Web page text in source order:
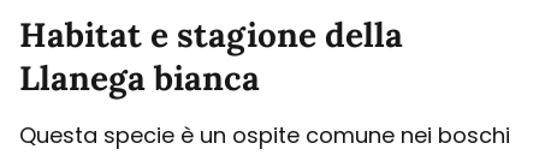
Habitat e stagione della
Llanega bianca
Questa specie è un ospite comune nei boschi